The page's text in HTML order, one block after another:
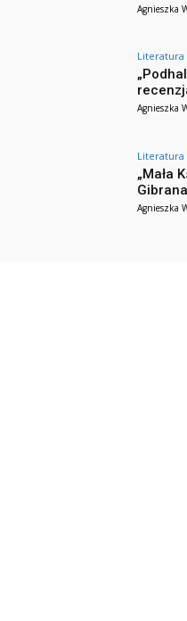
Agnieszka
Literatura
Agnieszka
Literatura
„Mała
Agnieszka